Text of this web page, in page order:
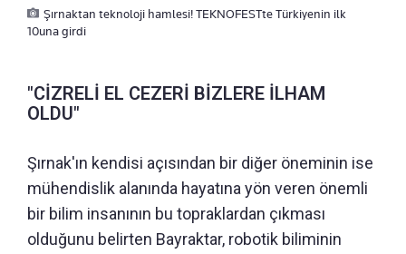
Şırnaktan teknoloji hamlesi! TEKNOFESTte Türkiyenin ilk
10una girdi
"CİZRELİ EL CEZERİ BİZLERE İLHAM
OLDU"
Şırnak'ın kendisi açısından bir diğer öneminin ise
mühendislik alanında hayatına yön veren önemli
bir bilim insanının bu topraklardan çıkması
olduğunu belirten Bayraktar, robotik biliminin